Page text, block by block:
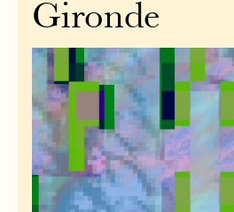
Gironde